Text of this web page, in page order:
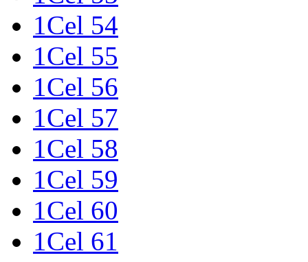
1Cel 54
1Cel 55
1Cel 56
1Cel 57
1Cel 58
1Cel 59
1Cel 60
1Cel 61